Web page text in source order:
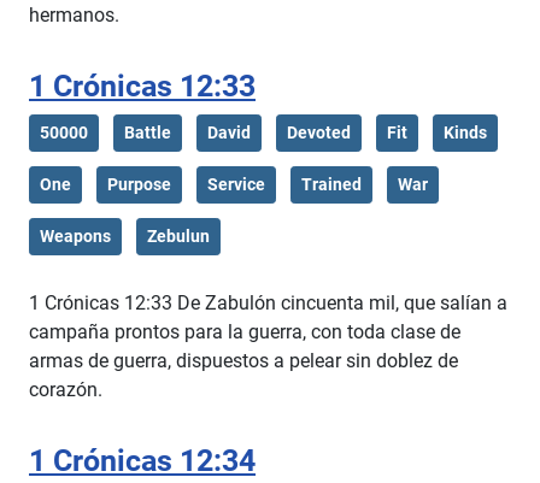
hermanos.
1 Crónicas 12:33
50000 Battle David Devoted Fit Kinds
One Purpose Service Trained War
Weapons Zebulun
1 Crónicas 12:33 De Zabulón cincuenta mil, que salían a
campaña prontos para la guerra, con toda clase de
armas de guerra, dispuestos a pelear sin doblez de
corazón.
1 Crónicas 12:34